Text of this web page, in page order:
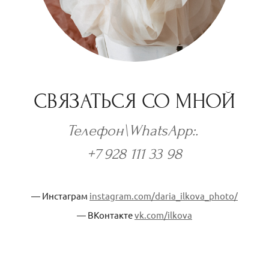
СВЯЗАТЬСЯ СО МНОЙ
Телефон\WhatsApp:.
+7 928 111 33 98
— Инстаграм instagram.com/daria_ilkova_photo/
— ВКонтактеvk.com/ilkova